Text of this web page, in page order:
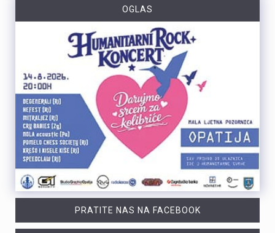
OGLAS
PRATITE NAS NA FACEBOOK